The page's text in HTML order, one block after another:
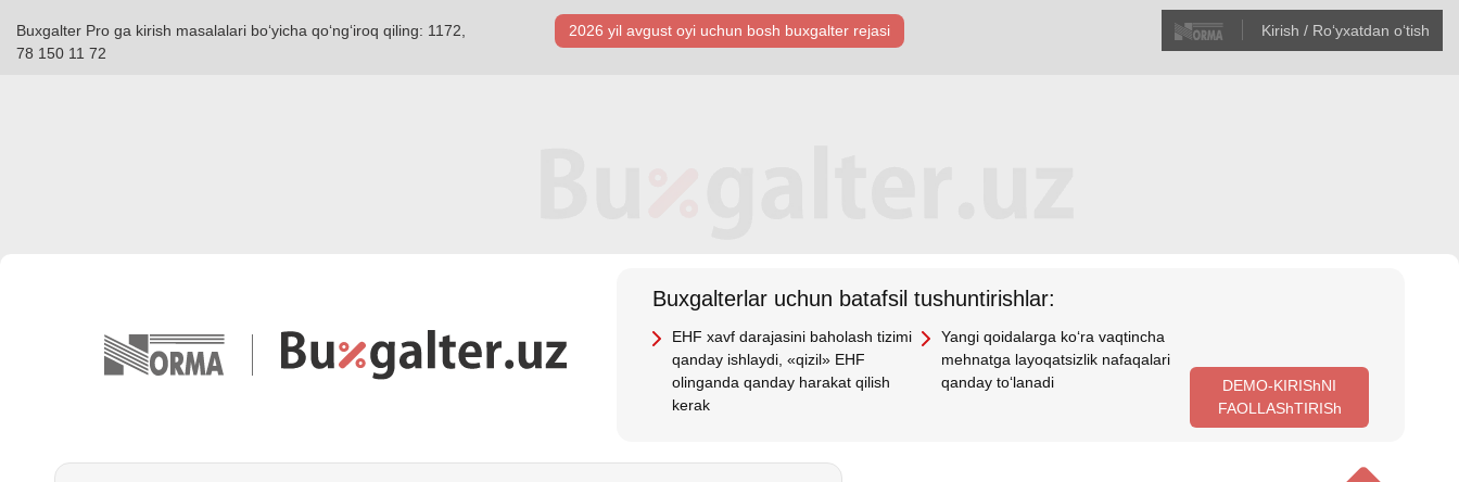
Buxgalter Pro ga kirish masalalari boʻyicha qoʻngʻiroq qiling: 1172,
78 150 11 72
2026 yil avgust oyi uchun bosh buхgalter rejasi Kirish / Roʻyхatdan oʻtish
Buхgalterlar uchun batafsil tushuntirishlar:
EHF хavf darajasini baholash tizimi
qanday ishlaydi, «qizil» EHF
olinganda qanday harakat qilish
kerak
Yangi qoidalarga koʻra vaqtincha
mehnatga layoqatsizlik nafaqalari
qanday toʻlanadi
DEMO-KIRIShNI
FAOLLAShTIRISh